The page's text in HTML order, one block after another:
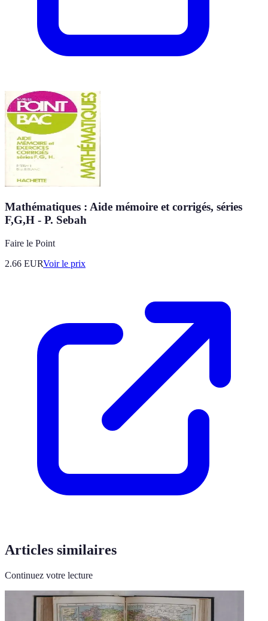
Mathématiques : Aide mémoire et corrigés, séries
F,G,H - P. Sebah
Faire le Point
2.66 EURVoir le prix
Articles similaires
Continuez votre lecture